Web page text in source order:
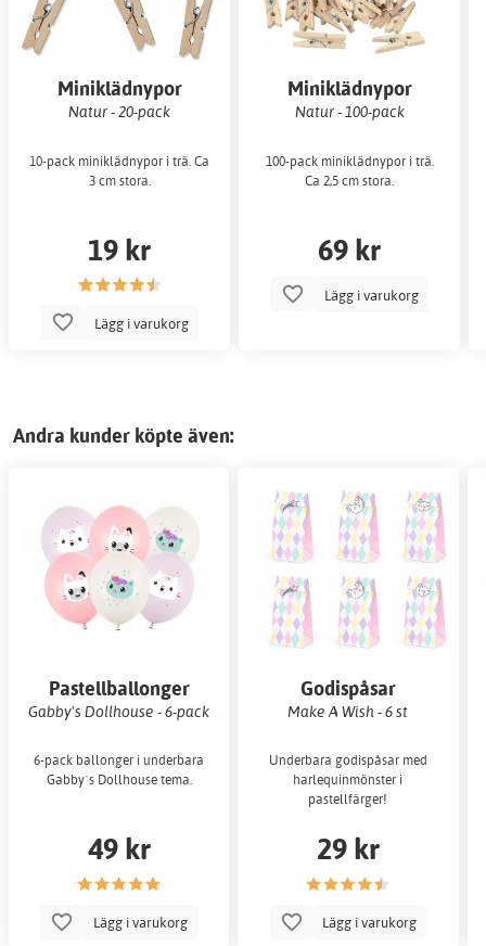
Miniklädnypor
Natur - 20-pack
10-pack miniklädnypor i trä. Ca
3 cm stora.
19 kr
Lägg i varukorg
Miniklädnypor
Natur - 100-pack
100-pack miniklädnypor i trä.
Ca 2,5 cm stora.
69 kr
Lägg i varukorg
Andra kunder köpte även:
Pastellballonger
Gabby's Dollhouse - 6-pack
6-pack ballonger i underbara
Gabby´s Dollhouse tema.
49 kr
Lägg i varukorg
Godispåsar
Make A Wish - 6 st
Underbara godispåsar med
harlequinmönster i
pastellfärger!
29 kr
Lägg i varukorg